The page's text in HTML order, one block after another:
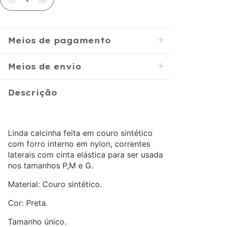
Meios de pagamento
Meios de envio
Descrição
Linda calcinha feita em couro sintético
com forro interno em nylon, correntes
laterais com cinta elástica para ser usada
nos tamanhos P,M e G.
Material: Couro sintético.
Cor: Preta.
Tamanho único.